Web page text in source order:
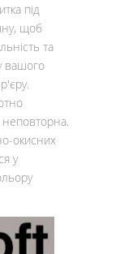
під
щоб
та
вашого
неповторна.
окисних
у